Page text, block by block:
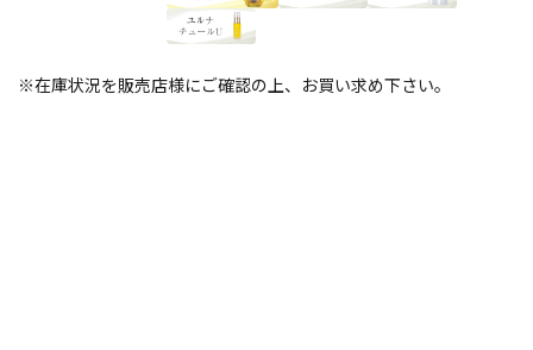
※在庫状況を販売店様にご確認の上、お買い求め下さい。